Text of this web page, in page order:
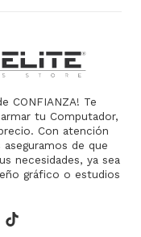
CONFIANZA! Te
tu Computador,
Con atención
de que
necesidades, ya sea
gráfico o estudios